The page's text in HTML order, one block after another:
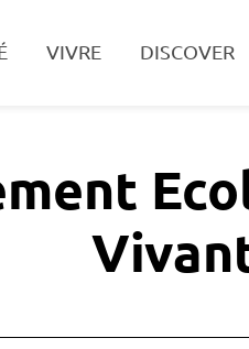
VIVRE DISCOVER
Search